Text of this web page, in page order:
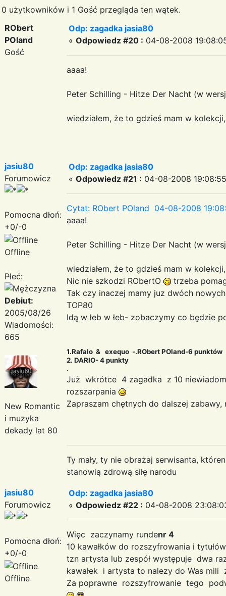
0 użytkowników i 1 Gość przegląda ten wątek.
RObert
POland
Gość
Odp: zagadka jasia80
« Odpowiedz #20 : 04-08-2008
aaaa!
Peter Schilling - Hitze Der Nacht (w
wiedziałem, że to gdzieś mam w
jasiu80
Forumowicz
Pomocna dłoń:
+0/-0
Offline
Płeć:
Debiut:
2005/08/26
Wiadomości:
665
New Romantic
i muzyka
dekady lat 80
Odp: zagadka jasia80
« Odpowiedz #21 : 04-08-2008
Cytat: RObert POland 04-08-2008
aaaa!
Peter Schilling - Hitze Der Nacht (w
wiedziałem, że to gdzieś mam w
Nic nie szkodzi RObertO
trzeba
Tak czy inaczej mamy juz dwóch
TOP80
Idą w łeb w łeb- zobaczymy co będzie
1.Rafalo & exequo -.RObert POland-6 punktów
2. DARIO- 4 punkty
.
Już wkrótce 4 zagadka z 10
rozszarpania
Zapraszam chętnych do dalszej
Ty mały, ty nie obrażaj serwisanta,
stanowią zdrową siłę narodu
jasiu80
Forumowicz
Pomocna dłoń:
+0/-0
Offline
Odp: zagadka jasia80
« Odpowiedz #22 : 04-08-2008
Więc zaczynamy rundenr 4
10 kawałków do rozszyfrowania i
tzn artysta lub zespół występuje dwa
kawałek i artysta to nalezy do Was mili
Za poprawne rozszyfrowanie tego